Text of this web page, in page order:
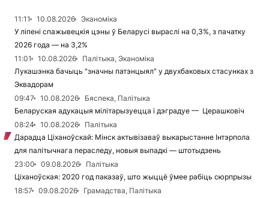
11:11 10.08.2026
Эканоміка
У ліпені спажывецкія цэны ў Беларусі выраслі на 0,3%, з пачатку
2026 года — на 3,2%
11:01
10.08.2026
Палітыка, Эканоміка
Лукашэнка бачыць "значны патэнцыял" у двухбаковых стасунках з
Эквадорам
09:47
10.08.2026
Бяспека, Палітыка
Беларуская адукацыя мілітарызуецца і дэградуе — Церашковіч
08:24
10.08.2026
Палітыка
Дарадца Ціханоўскай: Мінск актывізаваў выкарыстанне Інтэрпола
для палітычнага пераследу, новыя выпадкі — штотыдзень
23:00
09.08.2026
Палітыка
Ціханоўская: 2020 год паказаў, што жыццё ўмее рабіць сюрпрызы
18:57
09.08.2026
Грамадства, Палітыка